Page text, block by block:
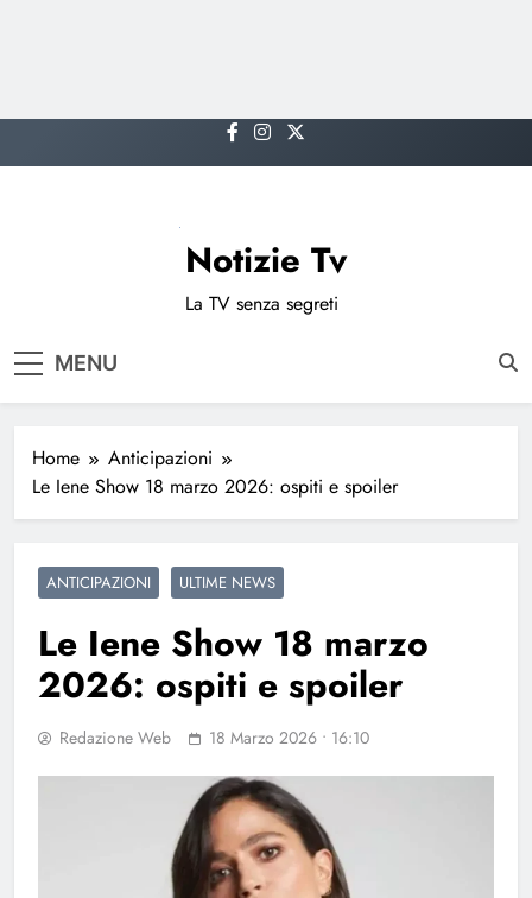
to
Notizie Tv
La TV senza segreti
MENU
Home
Anticipazioni
Le Iene Show 18 marzo 2026: ospiti e spoiler
ANTICIPAZIONI ULTIME NEWS
Le Iene Show 18 marzo
2026: ospiti e spoiler
Redazione Web 18 Marzo 2026 • 16:10